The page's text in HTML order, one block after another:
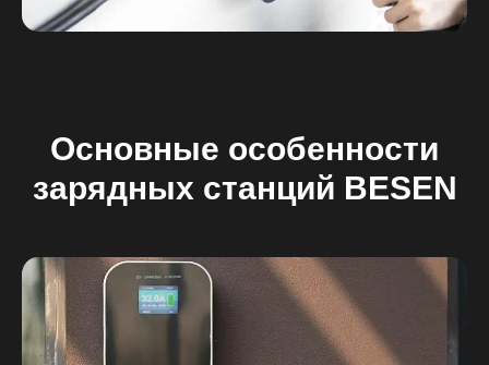
Основные особенности
зарядных станций BESEN